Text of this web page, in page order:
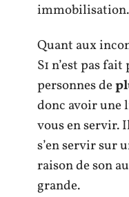
immobilisation.
Quant aux
S1 n’est pas
personnes de
donc avoir une
vous en servir.
s’en servir sur
raison de son
grande.